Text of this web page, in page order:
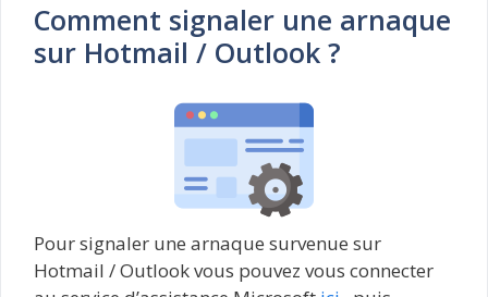
Comment signaler une arnaque
sur Hotmail / Outlook ?
Pour signaler une arnaque survenue sur
Hotmail / Outlook vous pouvez vous connecter